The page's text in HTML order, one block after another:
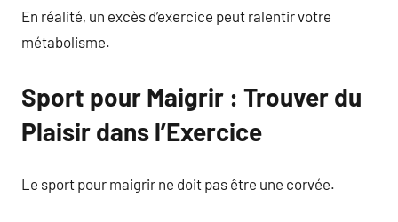
En réalité, un excès d’exercice peut ralentir votre
métabolisme.
Sport pour Maigrir : Trouver du
Plaisir dans l’Exercice
Le sport pour maigrir ne doit pas être une corvée.